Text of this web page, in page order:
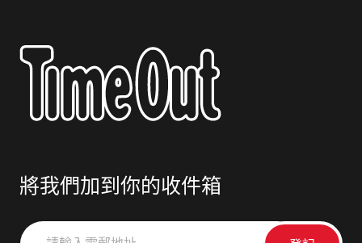
將我們加到你的收件箱
請